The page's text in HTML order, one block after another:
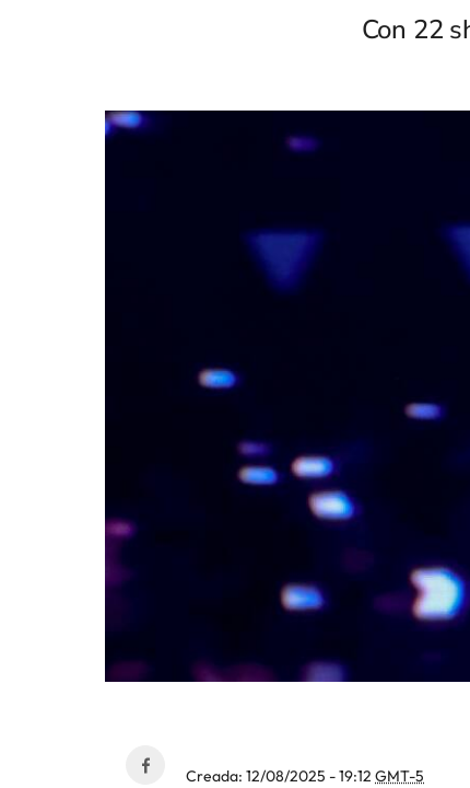
Con 22
Creada: 12/08/2025 - 19:12 GMT-5